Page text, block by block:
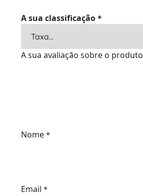
A sua classificação *
A sua avaliação sobre o produto
Nome *
Email *